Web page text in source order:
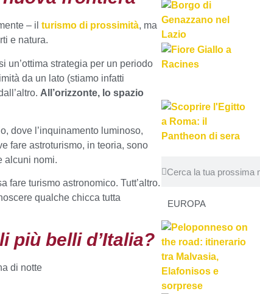
– il turismo di prossimità, ma
e natura.
un’ottima strategia per un periodo
da un lato (stiamo infatti
All’orizzonte, lo spazio
dove l’inquinamento luminoso,
fare astroturismo, in teoria, sono
alcuni nomi.
fare turismo astronomico. Tutt’altro.
qualche chicca tutta
più belli d’Italia?
EUROPA